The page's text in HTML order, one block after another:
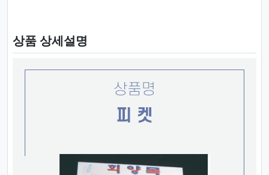
상품 상세설명